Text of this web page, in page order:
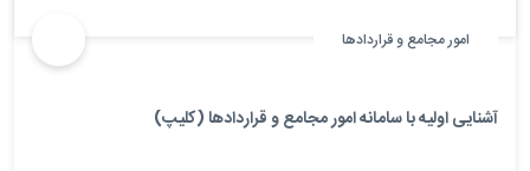
امور مجامع و قراردادها
آشنایی اولیه با سامانه امور مجامع و قراردادها (کلیپ)